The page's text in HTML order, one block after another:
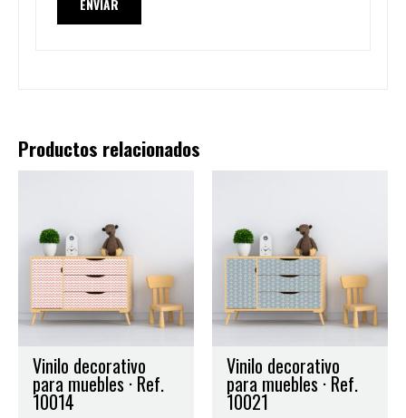
Productos relacionados
Vinilo decorativo
para muebles · Ref.
10014
Vinilo decorativo
para muebles · Ref.
10021